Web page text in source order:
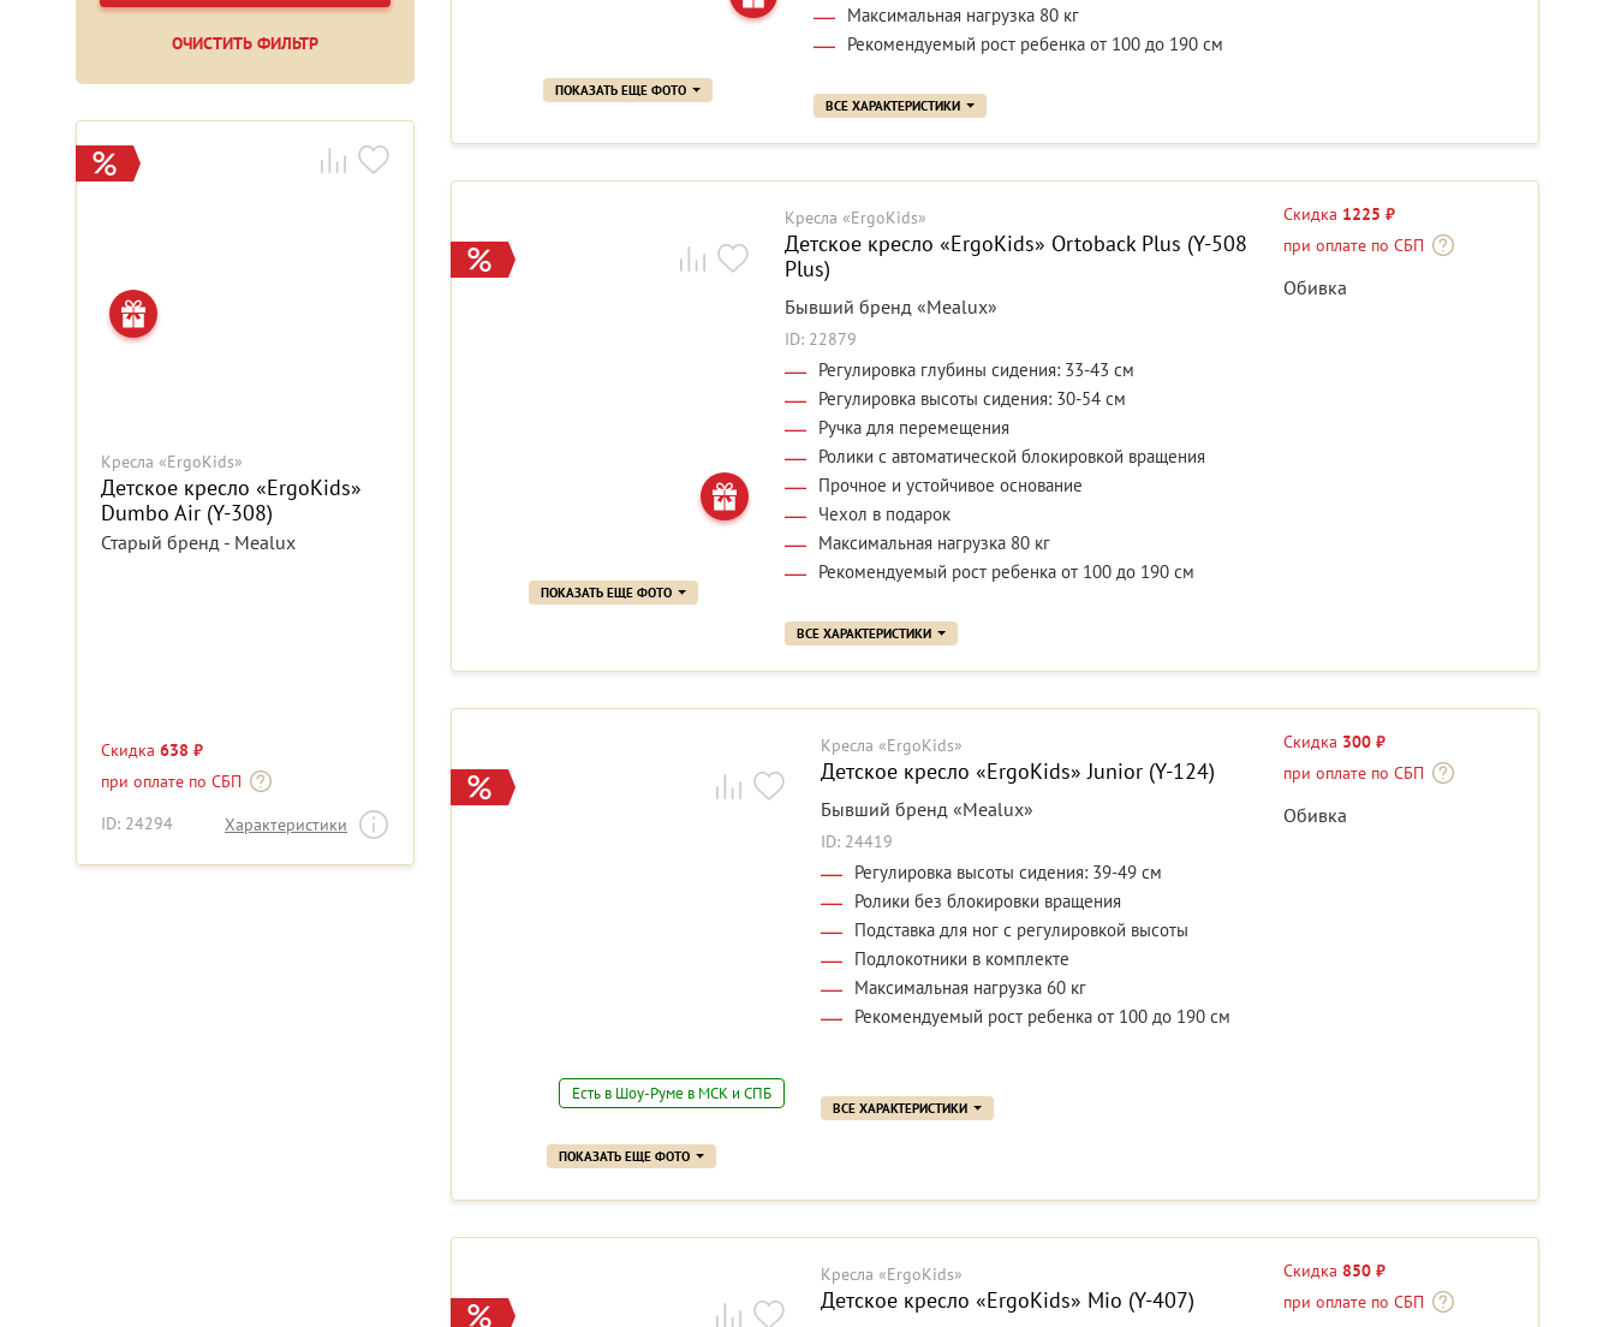
ОЧИСТИТЬ ФИЛЬТР
Кресла «ErgoKids»
Детское кресло «ErgoKids»
Dumbo Air (Y-308)
Старый бренд - Mealux
Скидка 638 ₽
при оплате по СБП
ID: 24294
Характеристики
ПОКАЗАТЬ ЕЩЕ ФОТО
Максимальная нагрузка 80 кг
Рекомендуемый рост ребенка от 100 до 190 см
ВСЕ ХАРАКТЕРИСТИКИ
ПОКАЗАТЬ ЕЩЕ ФОТО
Кресла «ErgoKids»
Детское кресло «ErgoKids» Ortoback Plus (Y-508
Plus)
Бывший бренд «Mealux»
ID: 22879
Регулировка глубины сидения: 33-43 см
Регулировка высоты сидения: 30-54 см
Ручка для перемещения
Ролики с автоматической блокировкой вращения
Прочное и устойчивое основание
Чехол в подарок
Максимальная нагрузка 80 кг
Рекомендуемый рост ребенка от 100 до 190 см
ВСЕ ХАРАКТЕРИСТИКИ
Скидка 1225 ₽
при оплате по СБП
Обивка
Есть в Шоу-Руме в МСК и СПБ
ПОКАЗАТЬ ЕЩЕ ФОТО
Кресла «ErgoKids»
Детское кресло «ErgoKids» Junior (Y-124)
Бывший бренд «Mealux»
ID: 24419
Регулировка высоты сидения: 39-49 см
Ролики без блокировки вращения
Подставка для ног с регулировкой высоты
Подлокотники в комплекте
Максимальная нагрузка 60 кг
Рекомендуемый рост ребенка от 100 до 190 см
ВСЕ ХАРАКТЕРИСТИКИ
Скидка 300 ₽
при оплате по СБП
Обивка
Кресла «ErgoKids»
Детское кресло «ErgoKids» Mio (Y-407)
Скидка 850 ₽
при оплате по СБП